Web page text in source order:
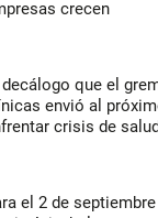
crecen
decálogo que el
envió al
crisis de
el 2 de